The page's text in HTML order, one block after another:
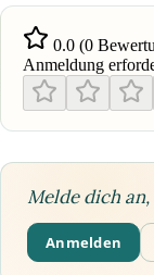
0.0 (0
Anmeldung
Melde dich
Anmelden